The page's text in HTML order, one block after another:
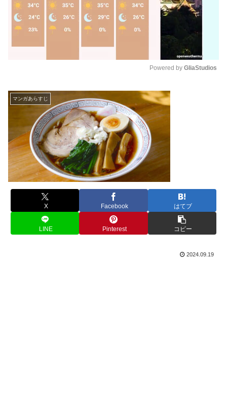
Powered by GliaStudios
マンガあらすじ
X Facebook はてブ
LINE Pinterest コピー
2024.09.19